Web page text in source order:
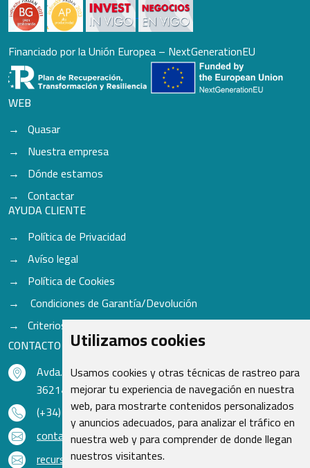
Utilizamos cookies
Usamos cookies y otras técnicas de rastreo para
mejorar tu experiencia de navegación en nuestra
web, para mostrarte contenidos personalizados
y anuncios adecuados, para analizar el tráfico en
nuestra web y para comprender de donde llegan
nuestros visitantes.
Financiado por la Unión Europea – NextGenerationEU
WEB
Quasar
Nuestra empresa
Dónde estamos
Contactar
AYUDA CLIENTE
Política de Privacidad
Avíso legal
Política de Cookies
Condiciones de Garantía/Devolución
Criterios para aceptación de Cascos
CONTACTO
Avda. do Freixo - Sardoma, 13
36214 Vigo - Pontevedra - España
(+34) 986 48 16 33
contacto@qsr.es
recursoshumanos@qsr.es